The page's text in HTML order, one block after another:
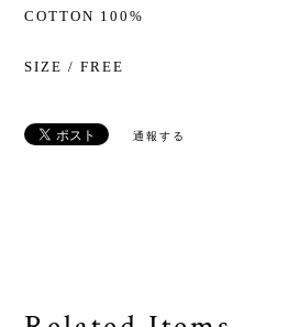
COTTON 100%
SIZE / FREE
通報する